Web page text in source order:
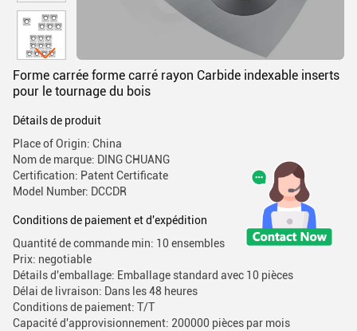
Forme carrée forme carré rayon Carbide indexable inserts
pour le tournage du bois
Détails de produit
Place of Origin: China
Nom de marque: DING CHUANG
Certification: Patent Certificate
Model Number: DCCDR
Conditions de paiement et d'expédition
Quantité de commande min: 10 ensembles
Prix: negotiable
Détails d'emballage: Emballage standard avec 10 pièces
Délai de livraison: Dans les 48 heures
Conditions de paiement: T/T
Capacité d'approvisionnement: 200000 pièces par mois